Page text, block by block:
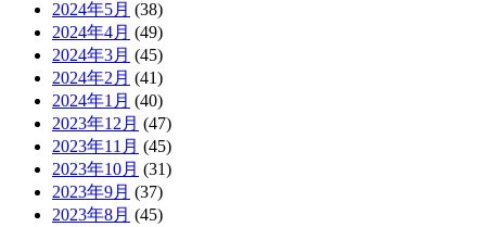
2024年5月 (38)
2024年4月 (49)
2024年3月 (45)
2024年2月 (41)
2024年1月 (40)
2023年12月 (47)
2023年11月 (45)
2023年10月 (31)
2023年9月 (37)
2023年8月 (45)